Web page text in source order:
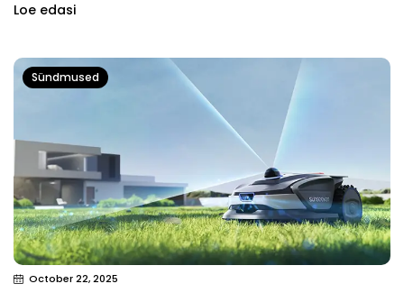
Loe edasi
Sündmused
October 22, 2025